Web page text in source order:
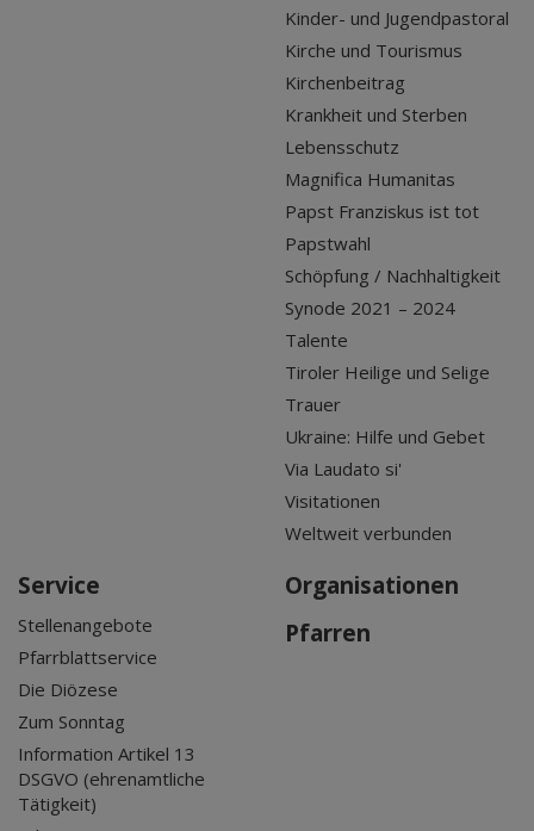
Kinder- und Jugendpastoral
Kirche und Tourismus
Kirchenbeitrag
Krankheit und Sterben
Lebensschutz
Magnifica Humanitas
Papst Franziskus ist tot
Papstwahl
Schöpfung / Nachhaltigkeit
Synode 2021 – 2024
Talente
Tiroler Heilige und Selige
Trauer
Ukraine: Hilfe und Gebet
Via Laudato si'
Visitationen
Weltweit verbunden
Service
Stellenangebote
Pfarrblattservice
Die Diözese
Zum Sonntag
Information Artikel 13
DSGVO (ehrenamtliche
Tätigkeit)
Organisationen
Pfarren